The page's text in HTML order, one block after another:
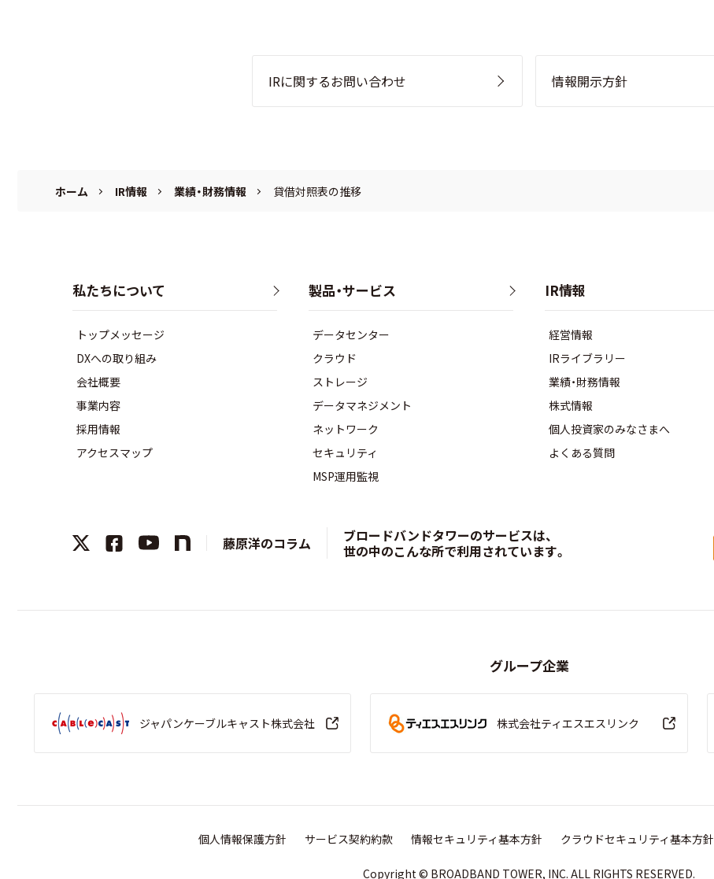
IRに関するお問い合わせ 情報開示方針
ホーム IR情報 業績・財務情報 貸借対照表の推移
私たちについて
トップメッセージ
DXへの取り組み
会社概要
事業内容
採用情報
アクセスマップ
製品・サービス
データセンター
クラウド
ストレージ
データマネジメント
ネットワーク
セキュリティ
MSP運用監視
IR情報
経営情報
IRライブラリー
業績・財務情報
株式情報
個人投資家のみなさまへ
よくある質問
藤原洋のコラム
ブロードバンドタワーのサービスは、
世の中のこんな所で利用されています。
グループ企業
ジャパンケーブルキャスト株式会社 株式会社ティエスエスリンク
個人情報保護方針 サービス契約約款 情報セキュリティ基本方針 クラウドセキュリティ基本方針
Copyright © BROADBAND TOWER, INC. ALL RIGHTS RESERVED.